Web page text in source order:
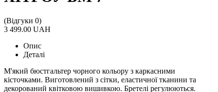
(Відгуки 0)
3 499.00 UAH
Опис
Деталі
М'який бюстгальтер чорного кольору з каркасними
кісточками. Виготовлений з сітки, еластичної тканини та
декорований квітковою вишивкою. Бретелі регулюються.